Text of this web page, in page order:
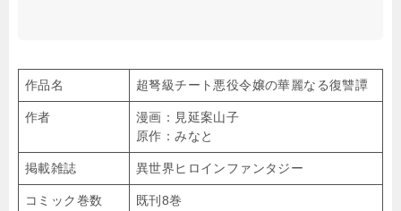
作品名 超弩級チート悪役令嬢の華麗なる復讐譚
作者
漫画：見延案山子
原作：みなと
掲載雑誌 異世界ヒロインファンタジー
コミック巻数
既刊8巻